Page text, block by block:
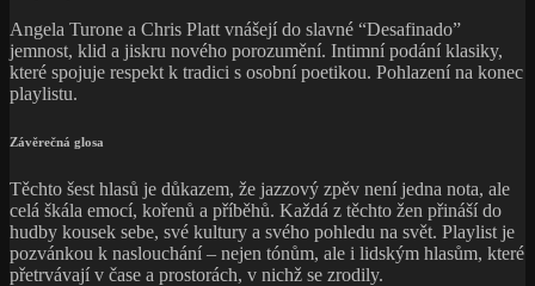
Angela Turone a Chris Platt vnášejí do slavné “Desafinado”
jemnost, klid a jiskru nového porozumění. Intimní podání klasiky,
které spojuje respekt k tradici s osobní poetikou. Pohlazení na konec
playlistu.
Závěrečná glosa
Těchto šest hlasů je důkazem, že jazzový zpěv není jedna nota, ale
celá škála emocí, kořenů a příběhů. Každá z těchto žen přináší do
hudby kousek sebe, své kultury a svého pohledu na svět. Playlist je
pozvánkou k naslouchání – nejen tónům, ale i lidským hlasům, které
přetrvávají v čase a prostorách, v nichž se zrodily.